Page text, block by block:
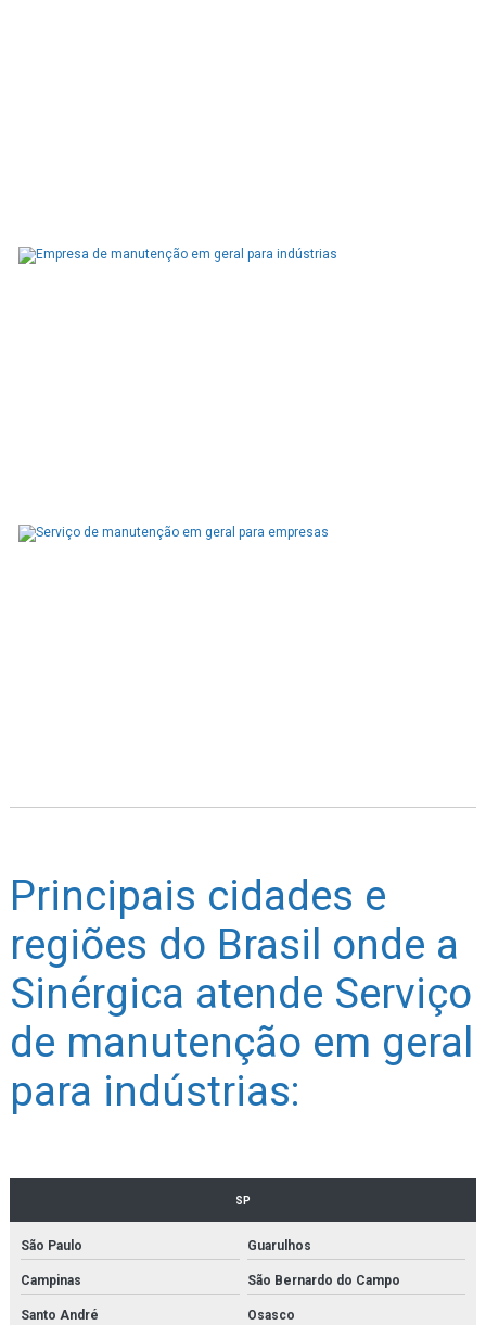
Principais cidades e
regiões do Brasil onde a
Sinérgica atende Serviço
de manutenção em geral
para indústrias:
SP
São Paulo Guarulhos
Campinas São Bernardo do Campo
Santo André Osasco